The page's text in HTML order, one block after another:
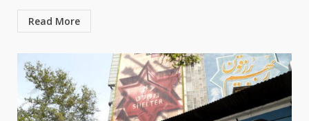
Read More